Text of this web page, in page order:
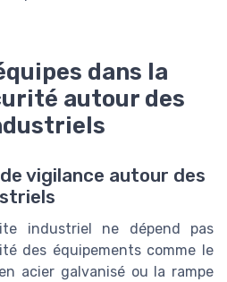
dans la
autour des
vigilance autour des
industriel ne dépend pas
des équipements comme le
acier galvanisé ou la rampe